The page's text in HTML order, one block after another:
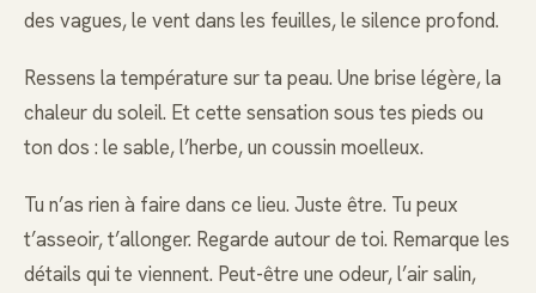
des vagues, le vent dans les feuilles, le silence profond.
Ressens la température sur ta peau. Une brise légère, la
chaleur du soleil. Et cette sensation sous tes pieds ou
ton dos : le sable, l’herbe, un coussin moelleux.
Tu n’as rien à faire dans ce lieu. Juste être. Tu peux
t’asseoir, t’allonger. Regarde autour de toi. Remarque les
détails qui te viennent. Peut-être une odeur, l’air salin,